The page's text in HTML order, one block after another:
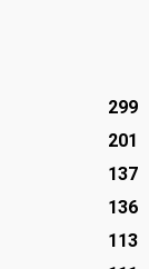
299
201
137
136
113